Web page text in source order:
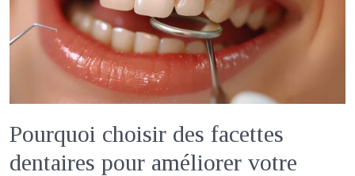
Pourquoi choisir des facettes
dentaires pour améliorer votre